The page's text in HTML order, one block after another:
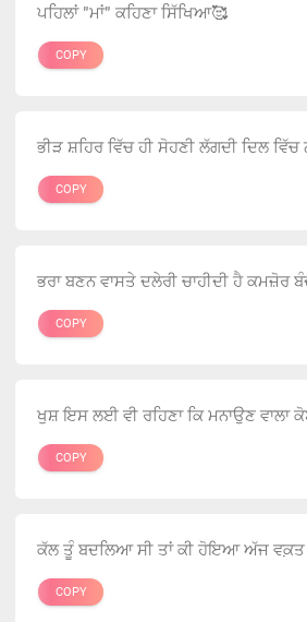
ਪਹਿਲਾਂ "ਮਾਂ" ਕਹਿਣਾ ਸਿੱਖਿਆ🥰
COPY
ਭੀੜ ਸ਼ਹਿਰ ਵਿੱਚ ਹੀ ਸੋਹਣੀ ਲੱਗਦੀ ਦਿਲ ਵਿੱਚ
COPY
ਭਰਾ ਬਣਨ ਵਾਸਤੇ ਦਲੇਰੀ ਚਾਹੀਦੀ ਹੈ ਕਮਜ਼ੋਰ
COPY
ਖੁਸ਼ ਇਸ ਲਈ ਵੀ ਰਹਿਣਾ ਕਿ ਮਨਾਉਣ ਵਾਲਾ
COPY
ਕੱਲ ਤੂੰ ਬਦਲਿਆ ਸੀ ਤਾਂ ਕੀ ਹੋਇਆ ਅੱਜ
COPY